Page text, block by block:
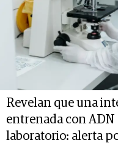
Revelan que una
entrenada con ADN
laboratorio: alerta